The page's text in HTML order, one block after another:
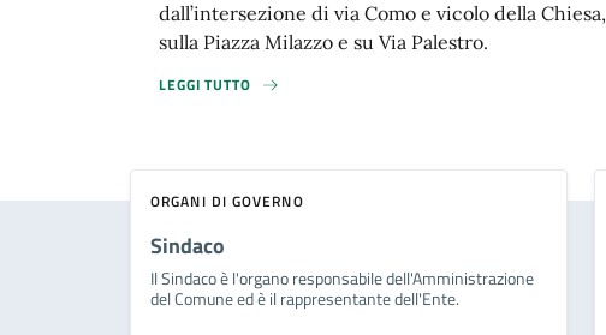
dall’intersezione di via Como e vicolo della Chiesa,
sulla Piazza Milazzo e su Via Palestro.
LEGGI TUTTO
ORGANI DI GOVERNO
Sindaco
Il Sindaco è l'organo responsabile dell'Amministrazione
del Comune ed è il rappresentante dell'Ente.